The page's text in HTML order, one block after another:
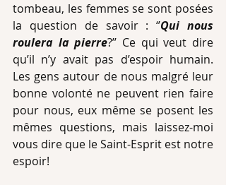
tombeau, les femmes se sont posées
la question de savoir : ‘’Qui nous
roulera la pierre?’’ Ce qui veut dire
qu’il n’y avait pas d’espoir humain.
Les gens autour de nous malgré leur
bonne volonté ne peuvent rien faire
pour nous, eux même se posent les
mêmes questions, mais laissez-moi
vous dire que le Saint-Esprit est notre
espoir!